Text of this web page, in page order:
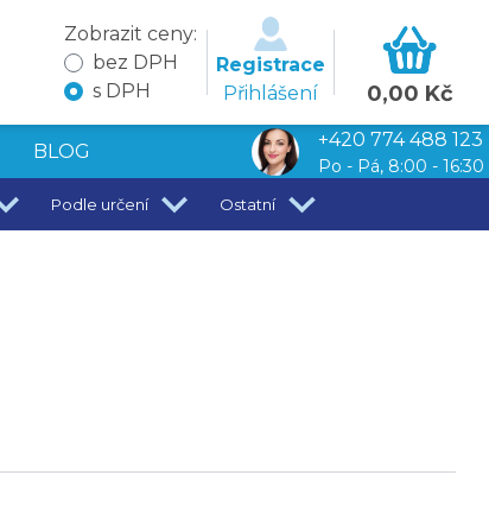
Zobrazit ceny:
bez DPH
s DPH
Registrace
Přihlášení
0,00 Kč
BLOG
+420 774 488 123
Po - Pá, 8:00 - 16:30
Podle určení Ostatní